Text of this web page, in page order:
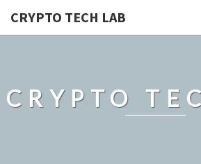
CRYPTO TECH LAB
CRYPTO